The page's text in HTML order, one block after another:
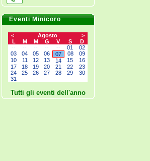
Eventi Minicoro
< Agosto
>
L
M M G V S
D
01
02
03
04 05 06 07 08
09
10
11 12 13 14 15
16
17
18 19 20 21 22
23
24
25 26 27 28 29
30
31
Tutti gli eventi dell'anno